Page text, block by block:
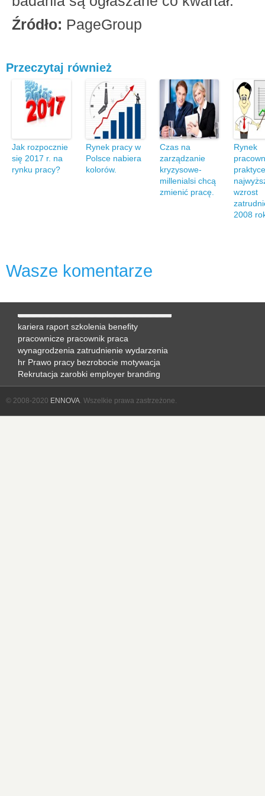
Źródło: PageGroup
Przeczytaj również
Jak rozpocznie
się 2017 r. na
rynku pracy?
Rynek pracy w
Polsce nabiera
kolorów.
Czas na
zarządzanie
kryzysowe-
millenialsi chcą
zmienić pracę.
Rynek
wzrost
2008
Wasze komentarze
kariera raport szkolenia benefity
pracownicze pracownik praca
wynagrodzenia zatrudnienie wydarzenia
hr Prawo pracy bezrobocie motywacja
Rekrutacja zarobki employer branding
© 2008-2020 ENNOVA. Wszelkie prawa zastrzeżone.